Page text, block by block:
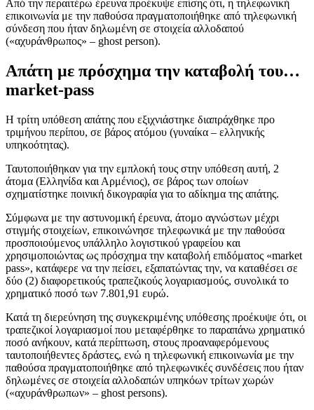
Από την περαιτέρω έρευνα προέκυψε επίσης ότι, η τηλεφωνική
επικοινωνία με την παθούσα πραγματοποιήθηκε από τηλεφωνική
σύνδεση που ήταν δηλωμένη σε στοιχεία αλλοδαπού
(«αχυράνθρωπος» – ghost person).
Απάτη με πρόσχημα την καταβολή του…
market-pass
Η τρίτη υπόθεση απάτης που εξιχνιάστηκε διαπράχθηκε προ
τριμήνου περίπου, σε βάρος ατόμου (γυναίκα – ελληνικής
υπηκοότητας).
Ταυτοποιήθηκαν για την εμπλοκή τους στην υπόθεση αυτή, 2
άτομα (Ελληνίδα και Αρμένιος), σε βάρος των οποίων
σχηματίστηκε ποινική δικογραφία για το αδίκημα της απάτης.
Σύμφωνα με την αστυνομική έρευνα, άτομο αγνώστων μέχρι
στιγμής στοιχείων, επικοινώνησε τηλεφωνικά με την παθούσα
προσποιούμενος υπάλληλο λογιστικού γραφείου και
χρησιμοποιώντας ως πρόσχημα την καταβολή επιδόματος «market
pass», κατάφερε να την πείσει, εξαπατώντας την, να καταθέσει σε
δύο (2) διαφορετικούς τραπεζικούς λογαριασμούς, συνολικά το
χρηματικό ποσό των 7.801,91 ευρώ.
Κατά τη διερεύνηση της συγκεκριμένης υπόθεσης προέκυψε ότι, οι
τραπεζικοί λογαριασμοί που μεταφέρθηκε το παραπάνω χρηματικό
ποσό ανήκουν, κατά περίπτωση, στους προαναφερόμενους
ταυτοποιήθεντες δράστες, ενώ η τηλεφωνική επικοινωνία με την
παθούσα πραγματοποιήθηκε από τηλεφωνικές συνδέσεις που ήταν
δηλωμένες σε στοιχεία αλλοδαπών υπηκόων τρίτων χωρών
(«αχυράνθρωπων» – ghost persons).